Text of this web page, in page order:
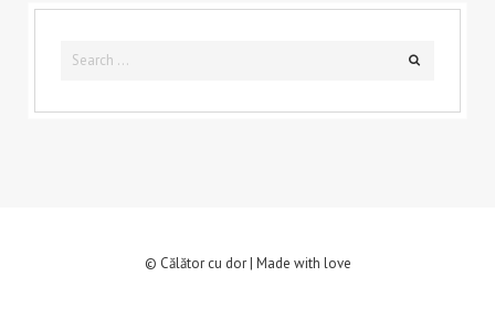
Search
© Călător cu dor | Made with love